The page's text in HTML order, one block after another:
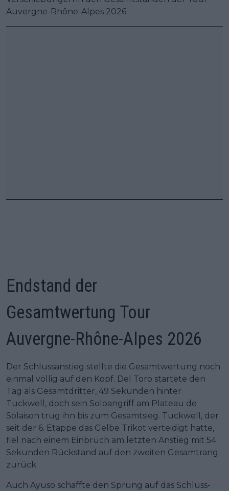
Auvergne-Rhône-Alpes 2026.
Endstand der
Gesamtwertung Tour
Auvergne-Rhône-Alpes 2026
Der Schlussanstieg stellte die Gesamtwertung noch
einmal völlig auf den Kopf. Del Toro startete den
Tag als Gesamtdritter, 49 Sekunden hinter
Tuckwell, doch sein Soloangriff am Plateau de
Solaison trug ihn bis zum Gesamtsieg. Tuckwell, der
seit der 6. Etappe das Gelbe Trikot verteidigt hatte,
fiel nach einem Einbruch am letzten Anstieg mit 54
Sekunden Rückstand auf den zweiten Gesamtrang
zurück.
Auch Ayuso schaffte den Sprung auf das Schluss-